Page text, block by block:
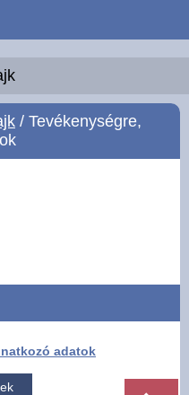
/ Tevékenységre,
adatok